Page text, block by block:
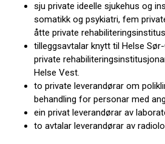
sju private ideelle sjukehus og
somatikk og psykiatri, fem
åtte private
tilleggsavtalar knytt til Helse
private
Helse Vest.
to private leverandørar om
behandling for personar med
ein privat leverandørar av
to avtalar leverandørar av